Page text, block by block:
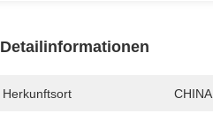
Detailinformationen
Herkunftsort CHINA